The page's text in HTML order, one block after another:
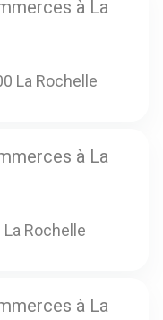
à La
La Rochelle
à La
Rochelle
à La